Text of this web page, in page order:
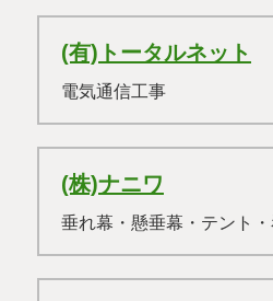
(有)トータルネット
電気通信工事
(株)ナニワ
垂れ幕・懸垂幕・テント・